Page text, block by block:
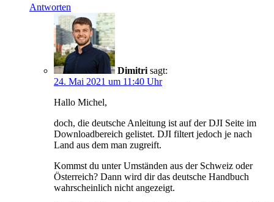
Antworten
Dimitri sagt:
24. Mai 2021 um 11:40 Uhr
Hallo Michel,
doch, die deutsche Anleitung ist auf der DJI Seite im
Downloadbereich gelistet. DJI filtert jedoch je nach
Land aus dem man zugreift.
Kommst du unter Umständen aus der Schweiz oder
Österreich? Dann wird dir das deutsche Handbuch
wahrscheinlich nicht angezeigt.